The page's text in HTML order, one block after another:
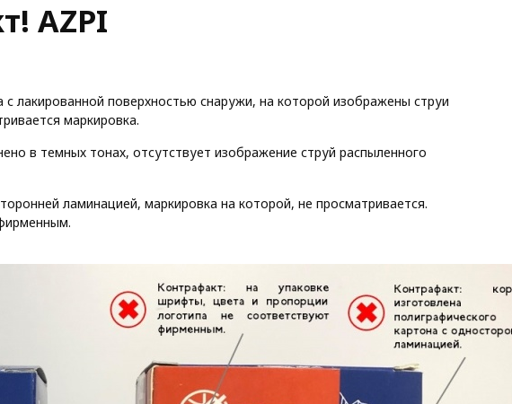
AZPI
лакированной поверхностью снаружи, на которой изображены струи
маркировка.
в темных тонах, отсутствует изображение струй распыленного
ламинацией, маркировка на которой, не просматривается.